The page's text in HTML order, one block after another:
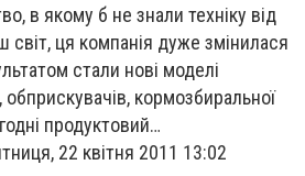
в якому б не знали техніку від
світ, ця компанія дуже змінилася
стали нові моделі
обприскувачів, кормозбиральної
продуктовий…
22 квітня 2011 13:02